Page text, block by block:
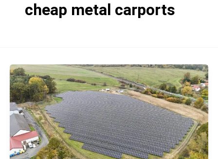
cheap metal carports
How
to
Choose
the
Right
PV
Mounting